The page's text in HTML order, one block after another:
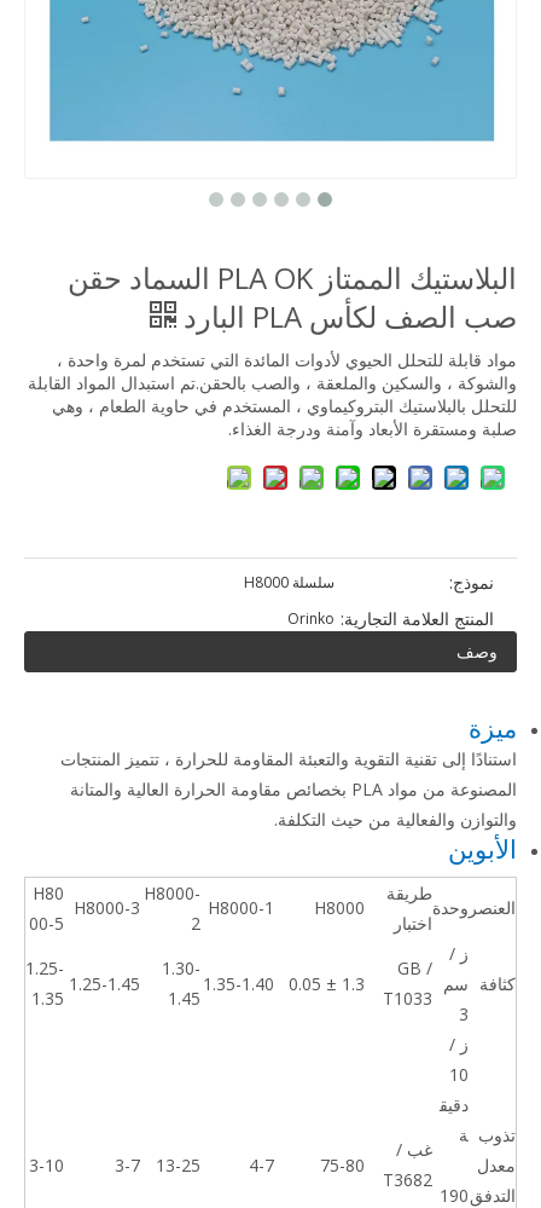
البلاستيك الممتاز PLA OK السماد حقن
صب الصف لكأس PLA البارد
مواد قابلة للتحلل الحيوي لأدوات المائدة التي تستخدم لمرة واحدة ،
والشوكة ، والسكين والملعقة ، والصب بالحقن.تم استبدال المواد القابلة
للتحلل بالبلاستيك البتروكيماوي ، المستخدم في حاوية الطعام ، وهي
صلبة ومستقرة الأبعاد وآمنة ودرجة الغذاء.
نموذج: سلسلة H8000
المنتج العلامة التجارية: Orinko
وصف
ميزة
استنادًا إلى تقنية التقوية والتعبئة المقاومة للحرارة ، تتميز المنتجات
المصنوعة من مواد PLA بخصائص مقاومة الحرارة العالية والمتانة
والتوازن والفعالية من حيث التكلفة.
الأبوين
العنصر وحدة
طريقة
اختبار
H8000
H8000-1
H8000-
2
H8000-3
H80
00-5
كثافة
ز /
سم
3
GB /
T1033
1.3 ± 0.05
1.35-1.40
1.30-
1.45
1.25-1.45
1.25-
1.35
تذوب
معدل
التدفق
ز /
10
دقيق
ة
190
غب /
T3682
75-80
4-7
13-25
3-7
3-10